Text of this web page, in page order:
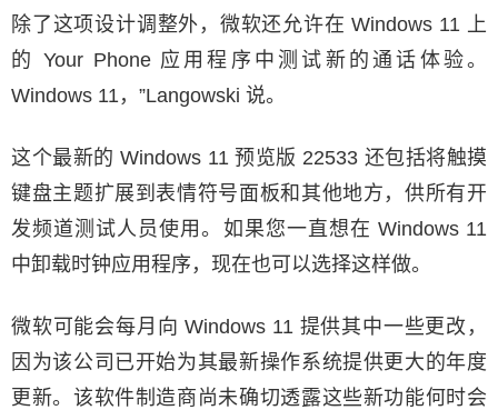
除了这项设计调整外，微软还允许在 Windows 11 上
的 Your Phone 应用程序中测试新的通话体验。
Windows 11，”Langowski 说。
这个最新的 Windows 11 预览版 22533 还包括将触摸
键盘主题扩展到表情符号面板和其他地方，供所有开
发频道测试人员使用。如果您一直想在 Windows 11
中卸载时钟应用程序，现在也可以选择这样做。
微软可能会每月向 Windows 11 提供其中一些更改，
因为该公司已开始为其最新操作系统提供更大的年度
更新。该软件制造商尚未确切透露这些新功能何时会